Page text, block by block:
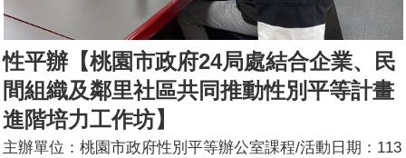
性平辦【桃園市政府24局處結合企業、民
間組織及鄰里社區共同推動性別平等計畫
進階培力工作坊】
主辦單位：桃園市政府性別平等辦公室課程/活動日期：113